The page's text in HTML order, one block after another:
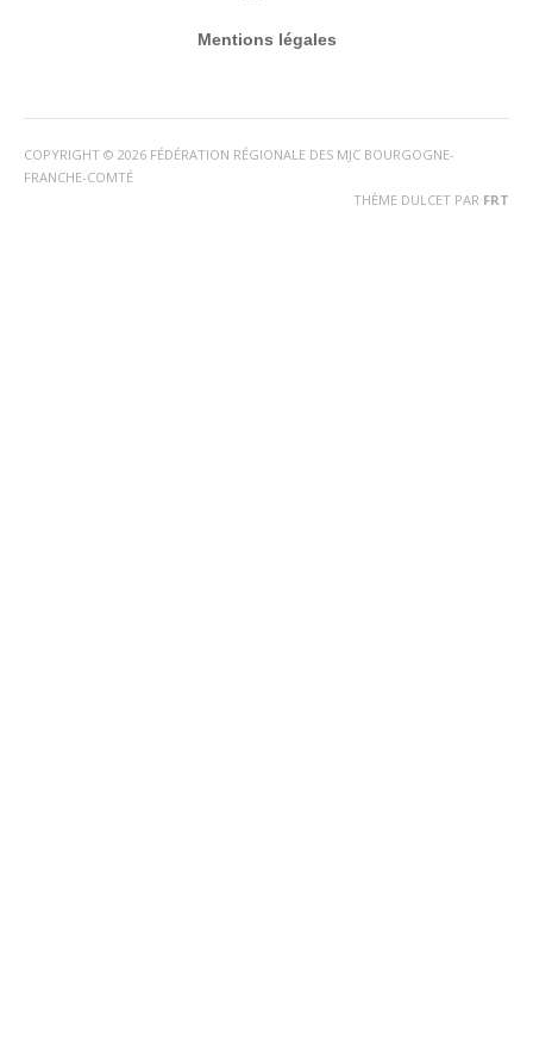
Mentions légales
COPYRIGHT © 2026 FÉDÉRATION RÉGIONALE DES MJC BOURGOGNE-
FRANCHE-COMTÉ
THÈME DULCET PAR FRT